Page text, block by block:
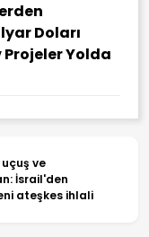
Doları
Projeler Yolda
ve
İsrail'den
ateşkes ihlali